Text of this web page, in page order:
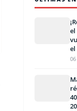
el
el